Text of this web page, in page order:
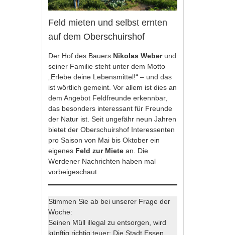
Feld mieten und selbst ernten
auf dem Oberschuirshof
Der Hof des Bauers Nikolas Weberund
seiner Familie steht unter dem Motto
„Erlebe deine Lebensmittel!“ – und das
ist wörtlich gemeint. Vor allem ist dies an
dem Angebot Feldfreunde erkennbar,
das besonders interessant für Freunde
der Natur ist. Seit ungefähr neun Jahren
bietet derOberschuirshof Interessenten
pro Saison von Mai bis Oktober ein
eigenes Feld zur Miete an. Die
Werdener Nachrichten haben mal
vorbeigeschaut.
Stimmen Sie ab bei unserer Frage der
Woche:
Seinen Müll illegal zu entsorgen, wird
künftig richtig teuer: Die Stadt Essen